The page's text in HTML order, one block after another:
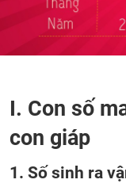
I. Con số
con giáp
1. Số sinh ra